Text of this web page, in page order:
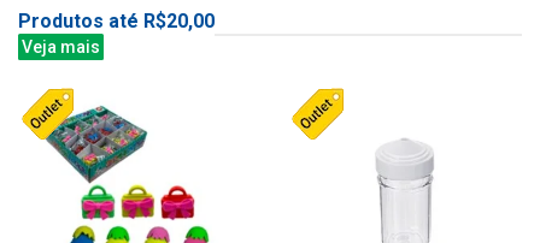
Produtos até R$20,00
Veja mais